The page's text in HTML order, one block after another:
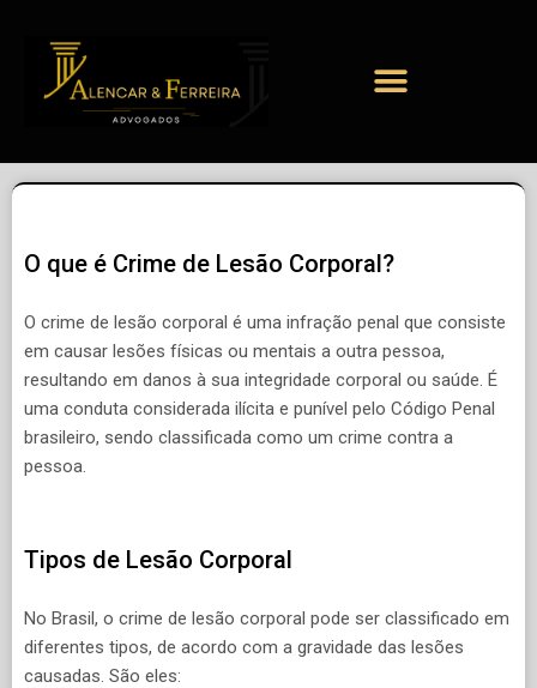
O que é Crime de Lesão Corporal?
O crime de lesão corporal é uma infração penal que consiste
em causar lesões físicas ou mentais a outra pessoa,
resultando em danos à sua integridade corporal ou saúde. É
uma conduta considerada ilícita e punível pelo Código Penal
brasileiro, sendo classificada como um crime contra a
pessoa.
Tipos de Lesão Corporal
No Brasil, o crime de lesão corporal pode ser classificado em
diferentes tipos, de acordo com a gravidade das lesões
causadas. São eles: